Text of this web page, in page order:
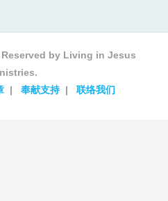
by Living in Jesus
奉献支持 联络我们